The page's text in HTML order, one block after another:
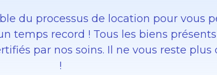
du processus de location pour vous
temps record ! Tous les biens
par nos soins. Il ne vous reste plus
!